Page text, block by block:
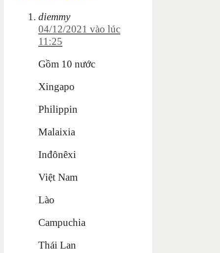
diemmy
04/12/2021 vào lúc
11:25
Gồm 10 nước
Xingapo
Philippin
Malaixia
Inđônêxi
Việt Nam
Lào
Campuchia
Thái Lan